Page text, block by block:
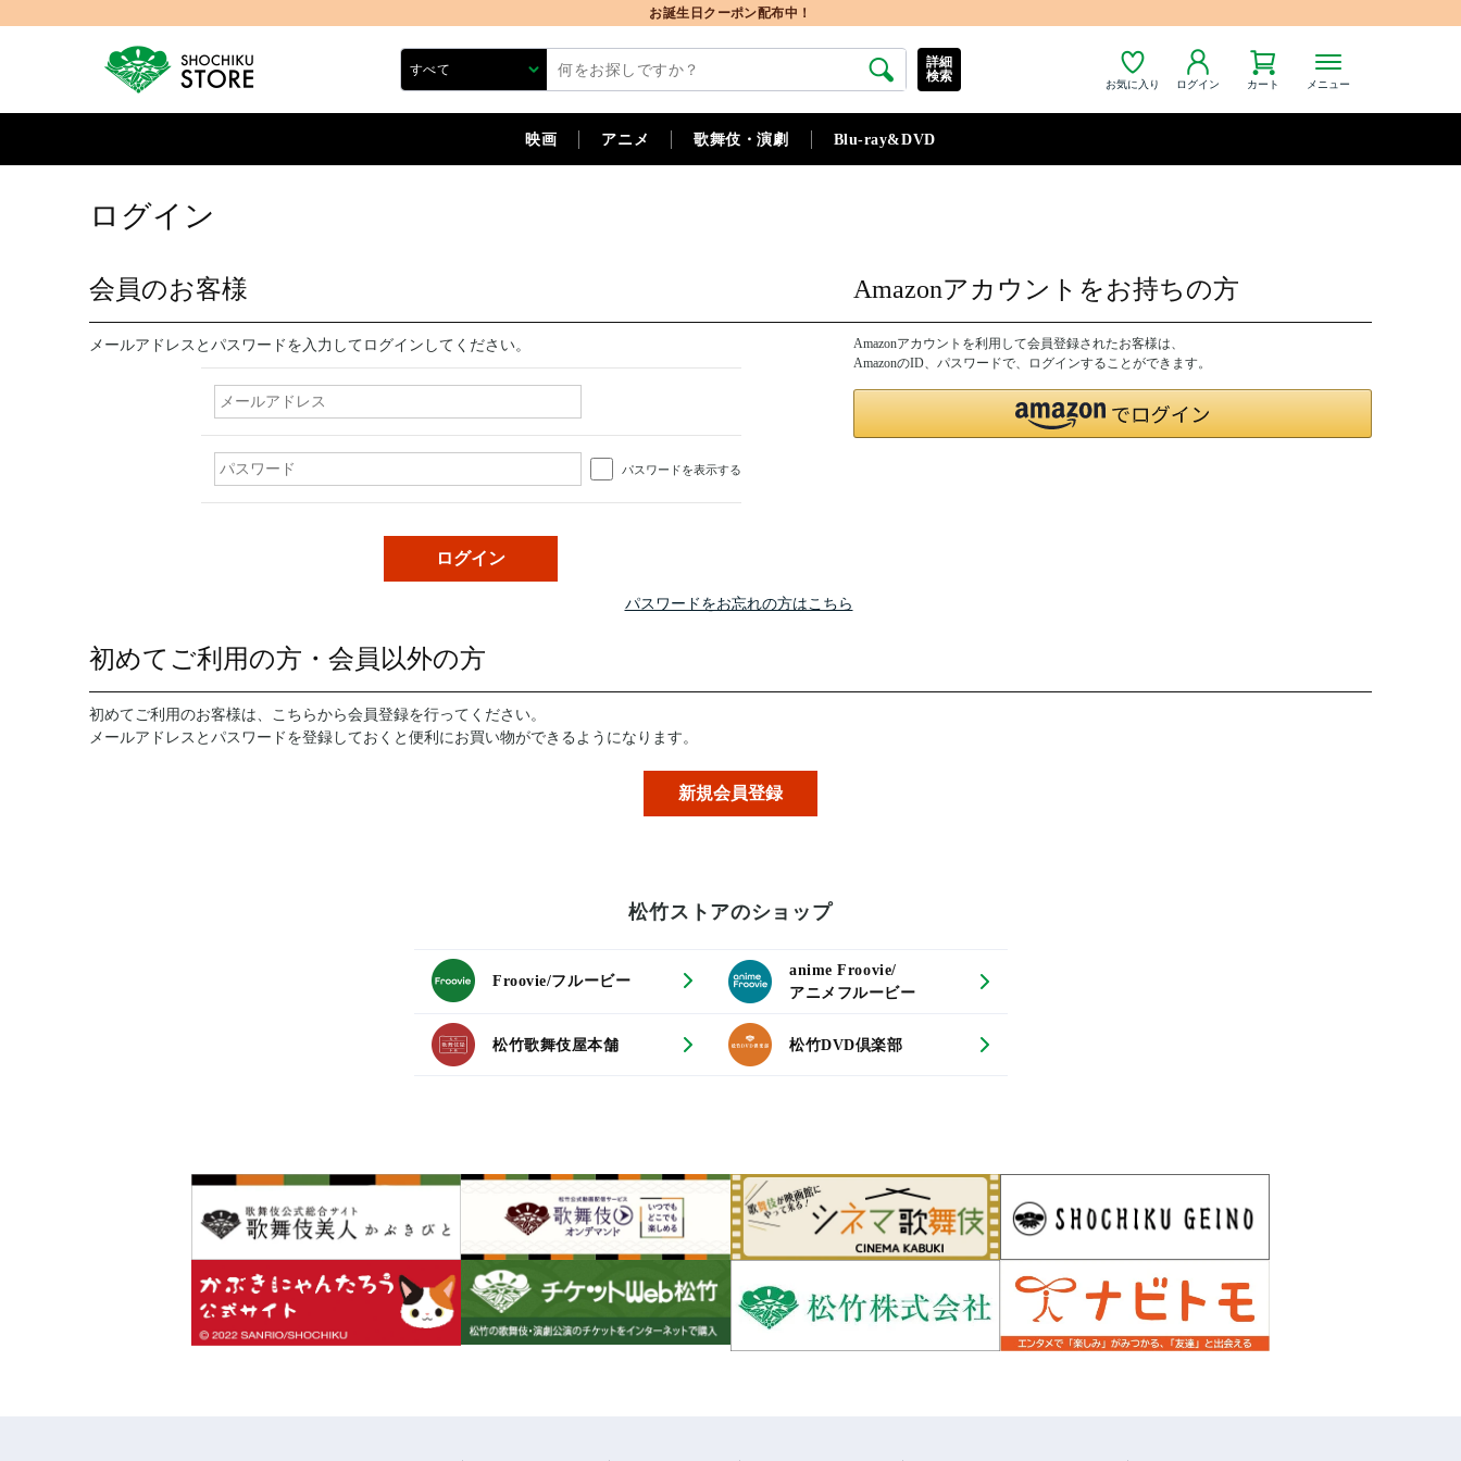
お誕生日クーポン配布中！
お気に入り ログイン カート メニュー
詳細
検索
映画 アニメ 歌舞伎・演劇 Blu-ray&DVD
ログイン
会員のお客様
メールアドレスとパスワードを入力してログインしてください。
パスワードを表示する
パスワードをお忘れの方はこちら
Amazonアカウントをお持ちの方
Amazonアカウントを利用して会員登録されたお客様は、
AmazonのID、パスワードで、ログインすることができます。
初めてご利用の方・会員以外の方
初めてご利用のお客様は、こちらから会員登録を行ってください。
メールアドレスとパスワードを登録しておくと便利にお買い物ができるようになります。
松竹ストアのショップ
Froovie/フルービー
anime Froovie/
アニメフルービー
松竹歌舞伎屋本舗 松竹DVD倶楽部